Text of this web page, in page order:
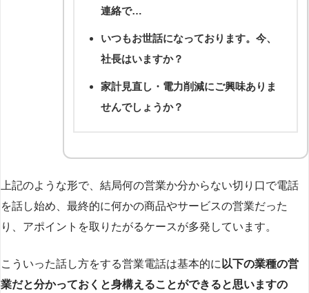
連絡で…
いつもお世話になっております。今、
社長はいますか？
家計見直し・電力削減にご興味ありま
せんでしょうか？
上記のような形で、結局何の営業か分からない切り口で電話
を話し始め、最終的に何かの商品やサービスの営業だった
り、アポイントを取りたがるケースが多発しています。
こういった話し方をする営業電話は基本的に 以下の業種の営
業だと分かっておくと身構えることができると思いますの